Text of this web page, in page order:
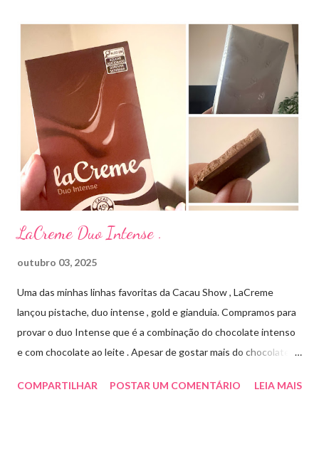
aplico sobre a acne ( geralmente uso a noite). Informação do
produto: ILOSONE TÓPICO SOLUÇÃO (eritromicina) é um
antibiótico de amplo espectro produzido por uma cepa de
Streptomyces erythraeus. É básico e forma rapidamente sais
com os ácidos. Forma farmacêutica e Apresentação ILOSONE
TÓPICO SOLUÇÃO é apresentado sob a forma líquida em
frascos de 120 ml. USO PEDIÁTRICO E ADULTO. Composição
Cada ml contém: Eritromicina base 20 mg Excipientes q.s....
LaCreme Duo Intense .
outubro 03, 2025
Uma das minhas linhas favoritas da Cacau Show , LaCreme
lançou pistache, duo intense , gold e gianduia. Compramos para
provar o duo Intense que é a combinação do chocolate intenso
e com chocolate ao leite . Apesar de gostar mais do chocolate
medida certa ( tem sabor e cremosidade ). Preço R$19,99 .
COMPARTILHAR POSTAR UM COMENTÁRIO LEIA MAIS